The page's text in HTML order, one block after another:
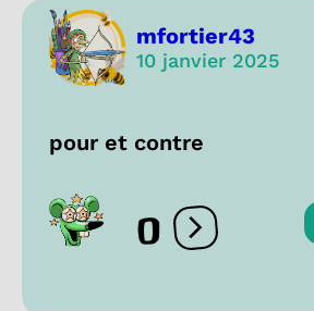
mfortier43
10 janvier 2025
pour et contre
0 Ouvrir les